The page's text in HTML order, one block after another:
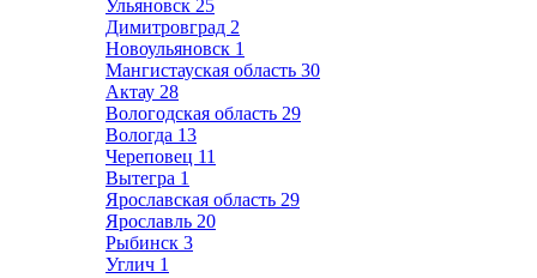
Ульяновск 25
Димитровград 2
Новоульяновск 1
Мангистауская область 30
Актау 28
Вологодская область 29
Вологда 13
Череповец 11
Вытегра 1
Ярославская область 29
Ярославль 20
Рыбинск 3
Углич 1